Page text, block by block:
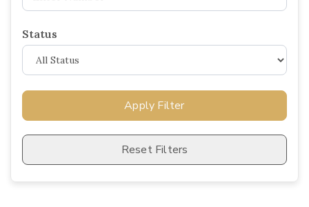
Status
Apply Filter
Reset Filters